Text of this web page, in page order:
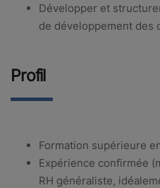
Développer et
de développement des
Profil
Formation supérieure
Expérience confirmée
RH généraliste,